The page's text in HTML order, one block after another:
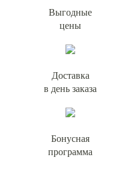
Выгодные
цены
Доставка
в день заказа
Бонусная
программа